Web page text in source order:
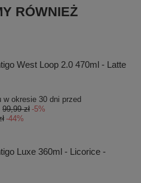
RÓWNIEŻ
West Loop 2.0 470ml - Latte
w okresie 30 dni przed
99,99 zł -5%
-44%
Luxe 360ml - Licorice -